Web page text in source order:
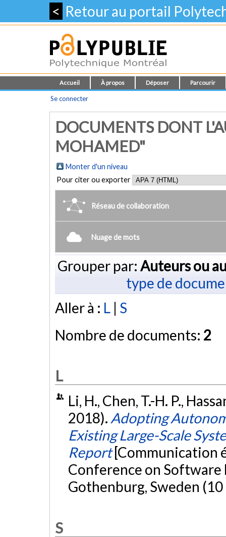
< Retour au portail
Accueil À propos Déposer Parcourir
Se connecter
DOCUMENTS DONT
MOHAMED"
Monter d'un niveau
Pour citer ou exporter
Réseau de collaboration
Nuage de mots
Grouper par: Auteurs ou
type de
Aller à : L | S
Nombre de documents: 2
L
Li, H., Chen, T.-H. P.,
2018). Adopting
Existing Large-Scale
Report [Communication
Conference on Software
Gothenburg, Sweden
S